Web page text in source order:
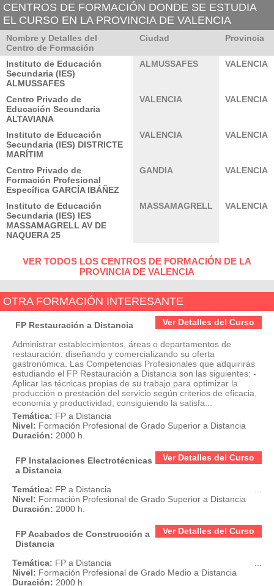
CENTROS DE FORMACIÓN DONDE SE ESTUDIA
EL CURSO EN LA PROVINCIA DE VALENCIA
Nombre y Detalles del
Centro de Formación
Ciudad Provincia
Instituto de Educación
Secundaria (IES)
ALMUSSAFES
ALMUSSAFES VALENCIA
Centro Privado de
Educación Secundaria
ALTAVIANA
VALENCIA VALENCIA
Instituto de Educación
Secundaria (IES) DISTRICTE
MARÍTIM
VALENCIA VALENCIA
Centro Privado de
Formación Profesional
Específica GARCÍA IBÁÑEZ
GANDIA VALENCIA
Instituto de Educación
Secundaria (IES) IES
MASSAMAGRELL AV DE
NAQUERA 25
MASSAMAGRELL VALENCIA
VER TODOS LOS CENTROS DE FORMACIÓN DE LA
PROVINCIA DE VALENCIA
OTRA FORMACIÓN INTERESANTE
Ver Detalles del Curso
FP Restauración a Distancia
Administrar establecimientos, áreas o departamentos de
restauración, diseñando y comercializando su oferta
gastronómica. Las Competencias Profesionales que adquirirás
estudiando el FP Restauración a Distancia son las siguientes: -
Aplicar las técnicas propias de su trabajo para optimizar la
producción o prestación del servicio según criterios de eficacia,
economía y productividad, consiguiendo la satisfa...
Temática: FP a Distancia
Nivel: Formación Profesional de Grado Superior a Distancia
Duración: 2000 h.
Ver Detalles del Curso
FP Instalaciones Electrotécnicas
a Distancia
Temática: FP a Distancia
Nivel: Formación Profesional de Grado Superior a Distancia
Duración: 2000 h.
Ver Detalles del Curso
FP Acabados de Construcción a
Distancia
Temática: FP a Distancia
Nivel: Formación Profesional de Grado Medio a Distancia
Duración: 2000 h.